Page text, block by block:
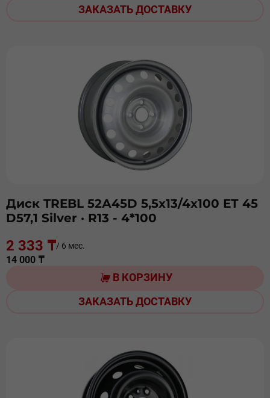
ЗАКАЗАТЬ ДОСТАВКУ
Диск TREBL 52А45D 5,5х13/4х100 ЕТ 45
D57,1 Silver · R13 - 4*100
2 333 ₸/ 6 мес.
14 000 ₸
В КОРЗИНУ
ЗАКАЗАТЬ ДОСТАВКУ